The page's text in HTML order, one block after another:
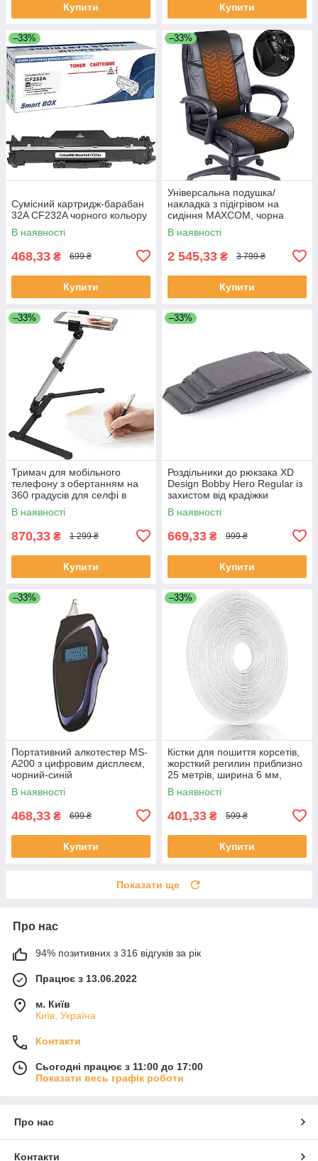
Купити Купити
–33%
Сумісний картридж-барабан
32A CF232A чорного кольору
В наявності
468,33 ₴ 699 ₴
Купити
–33%
Універсальна подушка/
накладка з підігрівом на
сидіння MAXCOM, чорна
В наявності
2 545,33 ₴ 3 799 ₴
Купити
–33%
Тримач для мобільного
телефону з обертанням на
360 градусів для селфі в
прямому ефірі
В наявності
870,33 ₴ 1 299 ₴
Купити
–33%
Роздільники до рюкзака XD
Design Bobby Hero Regular із
захистом від крадіжки
В наявності
669,33 ₴ 999 ₴
Купити
–33%
Портативний алкотестер MS-
A200 з цифровим дисплеєм,
чорний-синій
В наявності
468,33 ₴ 699 ₴
Купити
–33%
Кістки для пошиття корсетів,
жорсткий регилин приблизно
25 метрів, ширина 6 мм,
поліестер
В наявності
401,33 ₴ 599 ₴
Купити
Показати ще
Про нас
94% позитивних з 316 відгуків за рік
Працює з 13.06.2022
м. Київ
Київ, Україна
Контакти
Сьогодні працює з 11:00 до 17:00
Показати весь графік роботи
Про нас
Контакти